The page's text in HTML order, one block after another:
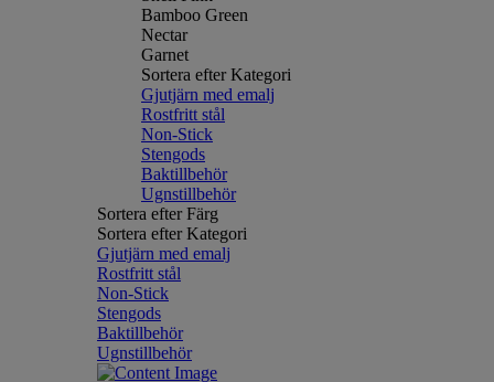
Bamboo Green
Nectar
Garnet
Sortera efter Kategori
Gjutjärn med emalj
Rostfritt stål
Non-Stick
Stengods
Baktillbehör
Ugnstillbehör
Sortera efter Färg
Sortera efter Kategori
Gjutjärn med emalj
Rostfritt stål
Non-Stick
Stengods
Baktillbehör
Ugnstillbehör